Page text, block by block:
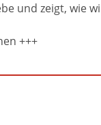
und zeigt, wie
+++